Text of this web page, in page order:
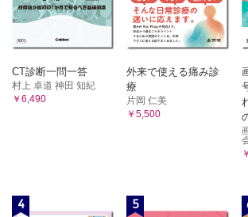
CT診断一問一答
村上 卓道 神田 知紀
￥6,490
外来で使える痛み診
療
片岡 仁美
￥5,500
4 5